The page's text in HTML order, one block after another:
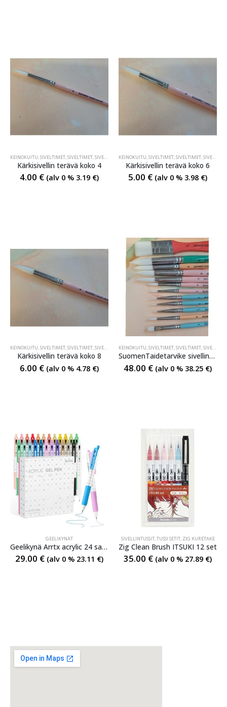
KEINOKUITU SIVELTIMET SIVELTIMET SIVELTIMET
Kärkisivellin terävä koko 4
4.00 € (alv 0 % 3.19 €)
KEINOKUITU SIVELTIMET SIVELTIMET SIVELTIMET
Kärkisivellin terävä koko 6
5.00 € (alv 0 % 3.98 €)
KEINOKUITU,SIVELTIMET,SIVELTIMET,SIVELTIMET
Kärkisivellin terävä koko 8
6.00 € (alv 0 % 4.78 €)
KEINOKUITU,SIVELTIMET,SIVELTIMET,SIVELTIMET
SuomenTaidetarvike sivellinsarja 12 kpl
48.00 € (alv 0 % 38.25 €)
GEELIKYNÄT
Geelikynä Arrtx acrylic 24 sarja
29.00 € (alv 0 % 23.11 €)
SIVELLINTUSSIT, TUSSI SETIT, ZIG KURETAKE
Zig Clean Brush ITSUKI 12 set
35.00 € (alv 0 % 27.89 €)